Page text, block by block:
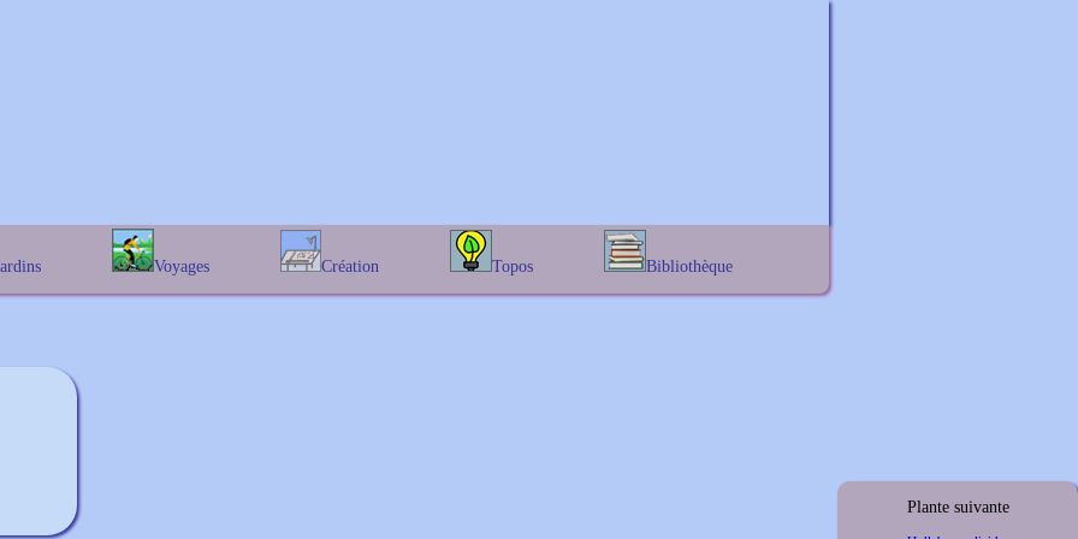
Voyages
En Belgique
Création
Prairies fleuries
Topos
Les chênes
Bibliothèque
Lexique noms propres
Plante suivante